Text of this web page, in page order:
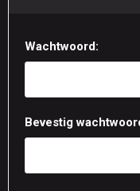
Wachtwoord:
Bevestig